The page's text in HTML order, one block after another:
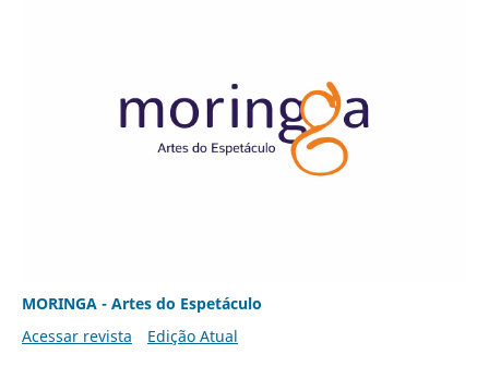
MORINGA - Artes do Espetáculo
Acessar revista
Edição Atual